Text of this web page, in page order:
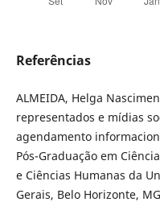
Referências
ALMEIDA, Helga
representados e mídias
agendamento
Pós-Graduação em
e Ciências Humanas da
Gerais, Belo Horizonte,